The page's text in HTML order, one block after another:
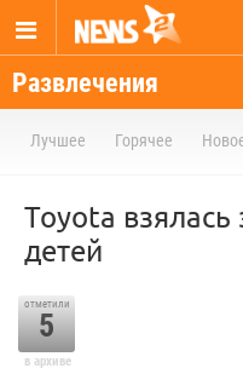
Развлечения
Лучшее Горячее
Toyota взялась
детей
отметили
5
в архиве